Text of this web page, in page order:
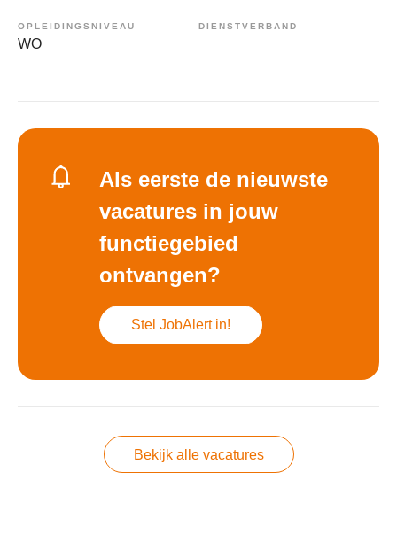
OPLEIDINGSNIVEAU
WO
DIENSTVERBAND
Als eerste de nieuwste
vacatures in jouw
functiegebied
ontvangen?
Stel JobAlert in!
Bekijk alle vacatures